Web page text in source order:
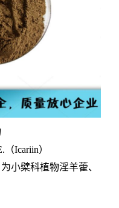
（Icariin）
小檗科植物淫羊藿、